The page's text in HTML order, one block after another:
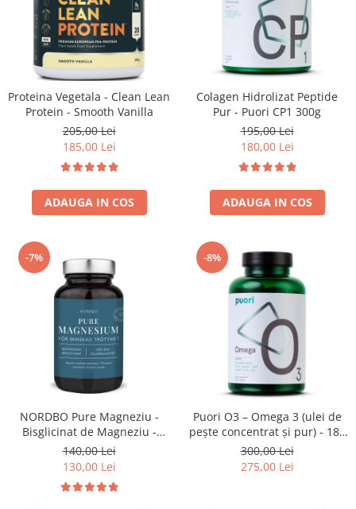
Proteina Vegetala - Clean Lean
Protein - Smooth Vanilla
205,00 Lei
185,00 Lei
ADAUGA IN COS
Colagen Hidrolizat Peptide
Pur - Puori CP1 300g
195,00 Lei
180,00 Lei
ADAUGA IN COS
-7%
NORDBO Pure Magneziu -
Bisglicinat de Magneziu -
Vegan - 90 capsule
140,00 Lei
130,00 Lei
-8%
Puori O3 – Omega 3 (ulei de
pește concentrat și pur) - 180
capsule
300,00 Lei
275,00 Lei